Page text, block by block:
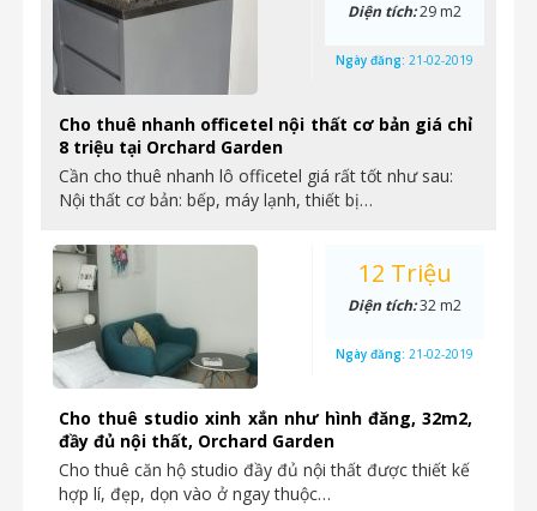
Cho thuê nhanh officetel nội thất cơ bản giá chỉ
8 triệu tại Orchard Garden
Cần cho thuê nhanh lô officetel giá rất tốt như sau:
Nội thất cơ bản: bếp, máy lạnh, thiết bị…
Diện tích:29 m2
Ngày đăng: 21-02-2019
Cho thuê studio xinh xắn như hình đăng, 32m2,
đầy đủ nội thất, Orchard Garden
Cho thuê căn hộ studio đầy đủ nội thất được thiết kế
hợp lí, đẹp, dọn vào ở ngay thuộc…
12 Triệu
Diện tích:32 m2
Ngày đăng: 21-02-2019